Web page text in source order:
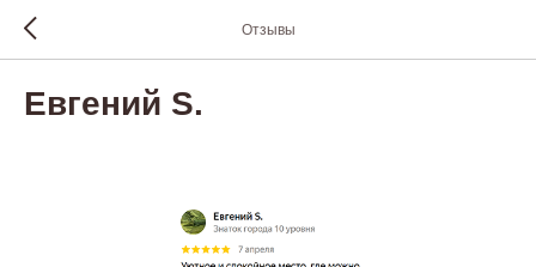
Отзывы
Евгений S.